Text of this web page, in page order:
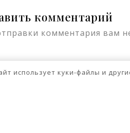
комментарий
комментария вам
использует куки-файлы и